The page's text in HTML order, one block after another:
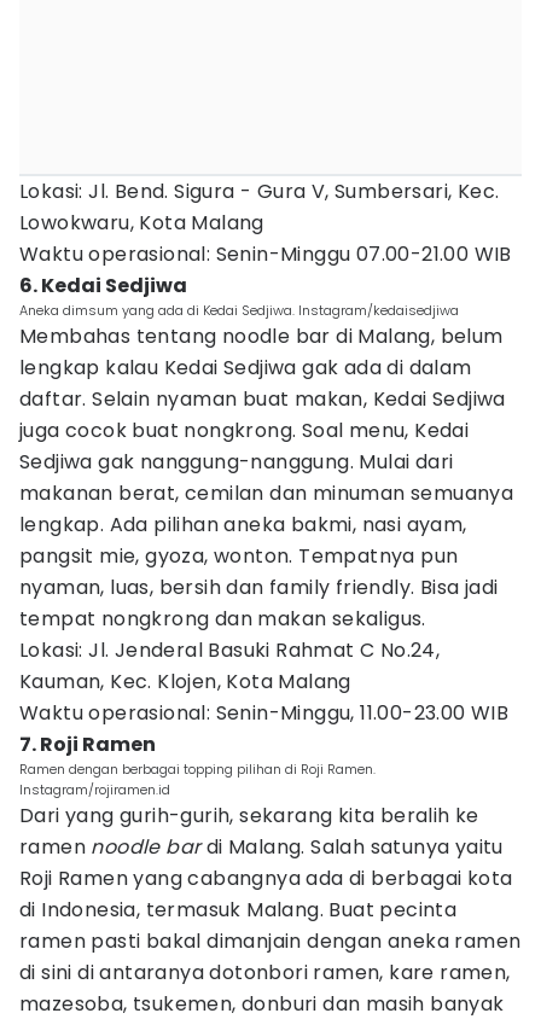
Lokasi: Jl. Bend. Sigura - Gura V, Sumbersari, Kec.
Lowokwaru, Kota Malang
Waktu operasional: Senin-Minggu 07.00-21.00 WIB
6. Kedai Sedjiwa
Aneka dimsum yang ada di Kedai Sedjiwa. Instagram/kedaisedjiwa
Membahas tentang noodle bar di Malang, belum
lengkap kalau Kedai Sedjiwa gak ada di dalam
daftar. Selain nyaman buat makan, Kedai Sedjiwa
juga cocok buat nongkrong. Soal menu, Kedai
Sedjiwa gak nanggung-nanggung. Mulai dari
makanan berat, cemilan dan minuman semuanya
lengkap. Ada pilihan aneka bakmi, nasi ayam,
pangsit mie, gyoza, wonton. Tempatnya pun
nyaman, luas, bersih dan family friendly. Bisa jadi
tempat nongkrong dan makan sekaligus.
Lokasi: Jl. Jenderal Basuki Rahmat C No.24,
Kauman, Kec. Klojen, Kota Malang
Waktu operasional: Senin-Minggu, 11.00-23.00 WIB
7. Roji Ramen
Ramen dengan berbagai topping pilihan di Roji Ramen.
Instagram/rojiramen.id
Dari yang gurih-gurih, sekarang kita beralih ke
ramen noodle bardi Malang. Salah satunya yaitu
Roji Ramen yang cabangnya ada di berbagai kota
di Indonesia, termasuk Malang. Buat pecinta
ramen pasti bakal dimanjain dengan aneka ramen
di sini di antaranya dotonbori ramen, kare ramen,
mazesoba, tsukemen, donburi dan masih banyak